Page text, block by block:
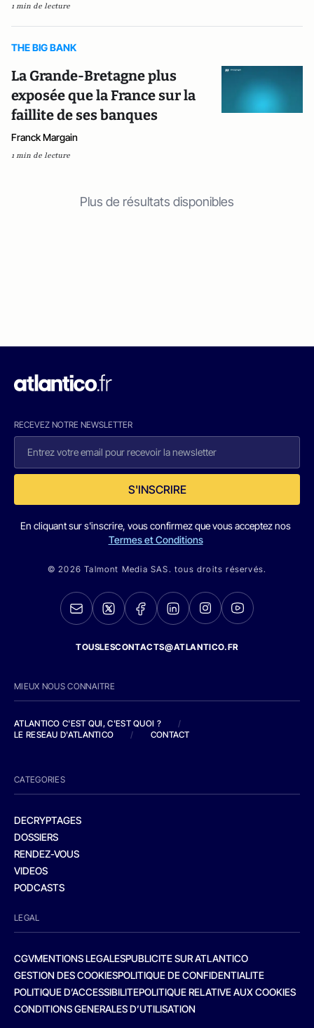
1 min de lecture
THE BIG BANK
La Grande-Bretagne plus
exposée que la France sur la
faillite de ses banques
Franck Margain
1 min de lecture
Plus de résultats disponibles
RECEVEZ NOTRE NEWSLETTER
S'INSCRIRE
En cliquant sur s'inscrire, vous confirmez que vous acceptez nos
Termes et Conditions
© 2026 Talmont Media SAS. tous droits réservés.
TOUSLESCONTACTS@ATLANTICO.FR
MIEUX NOUS CONNAITRE
ATLANTICO C'EST QUI, C'EST QUOI ?
/
LE RESEAU D'ATLANTICO
/ CONTACT
CATEGORIES
DECRYPTAGES
DOSSIERS
RENDEZ-VOUS
VIDEOS
PODCASTS
LEGAL
CGVMENTIONS LEGALESPUBLICITE SUR ATLANTICO
GESTION DES COOKIESPOLITIQUE DE CONFIDENTIALITE
POLITIQUE D’ACCESSIBILITEPOLITIQUE RELATIVE AUX COOKIES
CONDITIONS GENERALES D’UTILISATION